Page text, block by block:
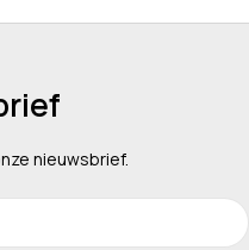
nieuwsbrief.